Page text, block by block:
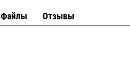
Файлы Отзывы